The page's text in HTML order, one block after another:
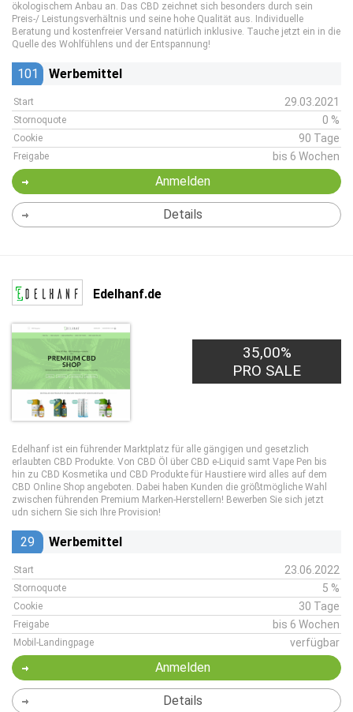
ökologischem Anbau an. Das CBD zeichnet sich besonders durch sein
Preis-/ Leistungsverhältnis und seine hohe Qualität aus. Individuelle
Beratung und kostenfreier Versand natürlich inklusive. Tauche jetzt ein in die
Quelle des Wohlfühlens und der Entspannung!
101 Werbemittel
Start 29.03.2021
Stornoquote 0 %
Cookie 90 Tage
Freigabe bis 6 Wochen
Anmelden
Details
Edelhanf.de
35,00%
PRO SALE
Edelhanf ist ein führender Marktplatz für alle gängigen und gesetzlich
erlaubten CBD Produkte. Von CBD Öl über CBD e-Liquid samt Vape Pen bis
hin zu CBD Kosmetika und CBD Produkte für Haustiere wird alles auf dem
CBD Online Shop angeboten. Dabei haben Kunden die größtmögliche Wahl
zwischen führenden Premium Marken-Herstellern! Bewerben Sie sich jetzt
udn sichern Sie sich Ihre Provision!
29 Werbemittel
Start 23.06.2022
Stornoquote 5 %
Cookie 30 Tage
Freigabe bis 6 Wochen
Mobil-Landingpage verfügbar
Anmelden
Details